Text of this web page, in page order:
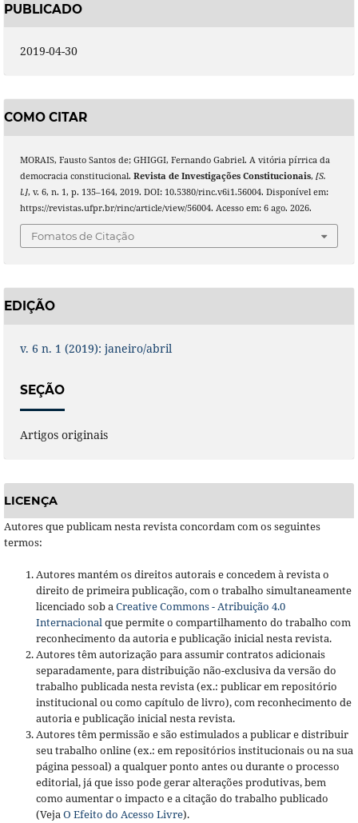
PUBLICADO
2019-04-30
COMO CITAR
MORAIS, Fausto Santos de; GHIGGI, Fernando Gabriel. A vitória pírrica da
democracia constitucional. Revista de Investigações Constitucionais, [S.
l.], v. 6, n. 1, p. 135–164, 2019. DOI: 10.5380/rinc.v6i1.56004. Disponível em:
https://revistas.ufpr.br/rinc/article/view/56004. Acesso em: 6 ago. 2026.
Fomatos de Citação
EDIÇÃO
v. 6 n. 1 (2019): janeiro/abril
SEÇÃO
Artigos originais
LICENÇA
Autores que publicam nesta revista concordam com os seguintes
termos:
Autores mantém os direitos autorais e concedem à revista o
direito de primeira publicação, com o trabalho simultaneamente
licenciado sob aCreative Commons - Atribuição 4.0
Internacionalque permite o compartilhamento do trabalho com
reconhecimento da autoria e publicação inicial nesta revista.
Autores têm autorização para assumir contratos adicionais
separadamente, para distribuição não-exclusiva da versão do
trabalho publicada nesta revista (ex.: publicar em repositório
institucional ou como capítulo de livro), com reconhecimento de
autoria e publicação inicial nesta revista.
Autores têm permissão e são estimulados a publicar e distribuir
seu trabalho online (ex.: em repositórios institucionais ou na sua
página pessoal) a qualquer ponto antes ou durante o processo
editorial, já que isso pode gerar alterações produtivas, bem
como aumentar o impacto e a citação do trabalho publicado
(VejaO Efeito do Acesso Livre).